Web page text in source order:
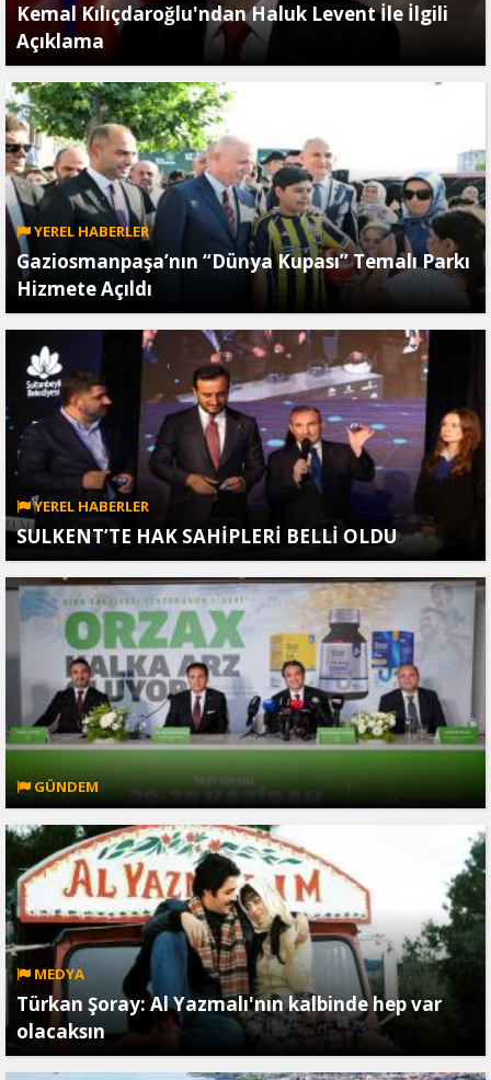
Kemal Kılıçdaroğlu'ndan Haluk Levent İle İlgili
Açıklama
YEREL HABERLER
Gaziosmanpaşa’nın “Dünya Kupası” Temalı Parkı
Hizmete Açıldı
YEREL HABERLER
SULKENT’TE HAK SAHİPLERİ BELLİ OLDU
GÜNDEM
MEDYA
Türkan Şoray: Al Yazmalı'nın kalbinde hep var
olacaksın